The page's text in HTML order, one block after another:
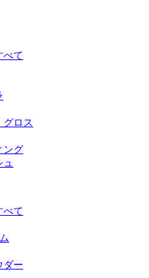
べて
グロス
ング
ュ
べて
ダー